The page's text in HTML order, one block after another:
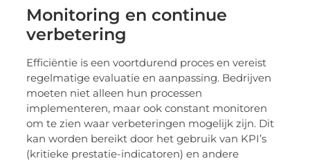
Monitoring en continue
verbetering
Efficiëntie is een voortdurend proces en vereist
regelmatige evaluatie en aanpassing. Bedrijven
moeten niet alleen hun processen
implementeren, maar ook constant monitoren
om te zien waar verbeteringen mogelijk zijn. Dit
kan worden bereikt door het gebruik van KPI’s
(kritieke prestatie-indicatoren) en andere